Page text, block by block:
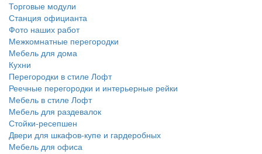
Торговые модули
Станция официанта
Фото наших работ
Межкомнатные перегородки
Мебель для дома
Кухни
Перегородки в стиле Лофт
Реечные перегородки и интерьерные рейки
Мебель в стиле Лофт
Мебель для раздевалок
Стойки-ресепшен
Двери для шкафов-купе и гардеробных
Мебель для офиса